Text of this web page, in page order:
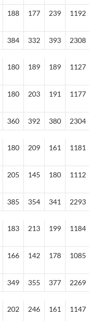
188 177 239 1192
384 332 393 2308
180 189 189 1127
180 203 191 1177
360 392 380 2304
180 209 161 1181
205 145 180 1112
385 354 341 2293
183 213 199 1184
166 142 178 1085
349 355 377 2269
202 246 161 1147